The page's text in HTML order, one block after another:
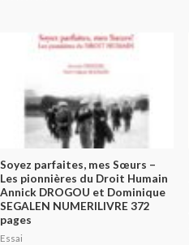
Soyez parfaites, mes Sœurs –
Les pionnières du Droit Humain
Annick DROGOU et Dominique
SEGALEN NUMERILIVRE 372
pages
Essai